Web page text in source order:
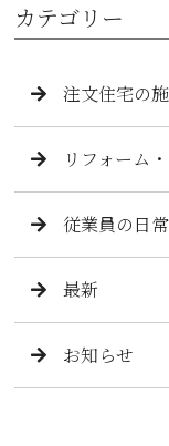
カテゴリー
注文住宅の
リフォーム
従業員の日常
最新
お知らせ